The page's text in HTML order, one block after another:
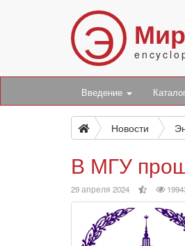
Э
Введение
Новости
В МГУ
29 апреля 2024
выбор
редакции